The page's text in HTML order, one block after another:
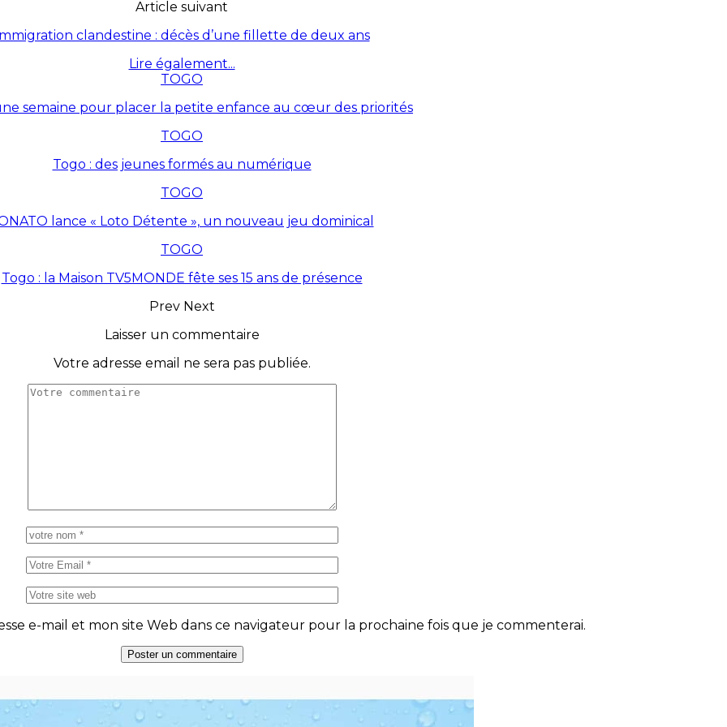
Article suivant
clandestine : décès d’une fillette de deux ans
Lire également...
TOGO
semaine pour placer la petite enfance au cœur des priorités
TOGO
Togo : des jeunes formés au numérique
TOGO
lance « Loto Détente », un nouveau jeu dominical
TOGO
Togo : la Maison TV5MONDE fête ses 15 ans de présence
Prev Next
Laisser un commentaire
Votre adresse email ne sera pas publiée.
e-mail et mon site Web dans ce navigateur pour la prochaine fois que je commenterai.